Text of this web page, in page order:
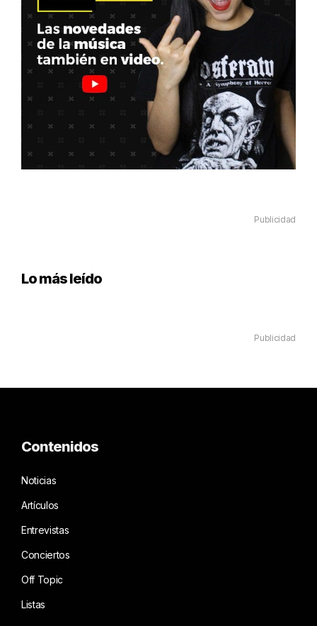
Publicidad
Lo más leído
Publicidad
Contenidos
Noticias
Artículos
Entrevistas
Conciertos
Off Topic
Listas